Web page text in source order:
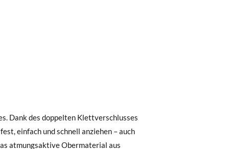
kostet der Standardversand 4,95 €; die
vor 15:00 Uhr aufgegeben
Sie ganz einfach eine kostenlose